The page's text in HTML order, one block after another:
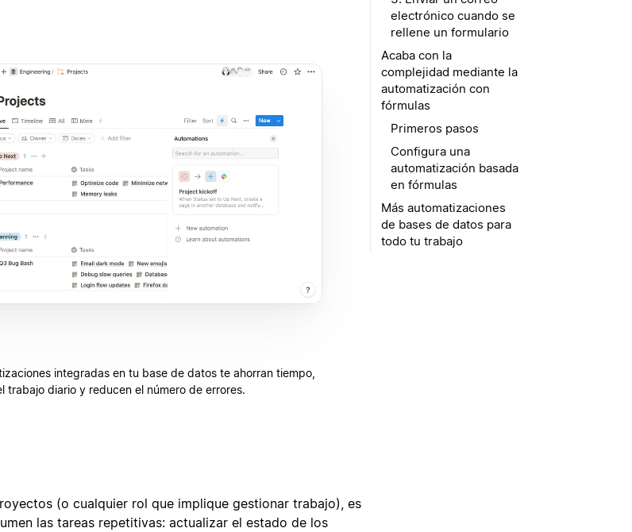
integradas en tu base de datos te ahorran tiempo,
trabajo diario y reducen el número de errores.
(o cualquier rol que implique gestionar trabajo), es
las tareas repetitivas: actualizar el estado de los
electrónico cuando se
rellene un formulario
Acaba con la
complejidad mediante la
automatización con
fórmulas
Primeros pasos
Configura una
automatización basada
en fórmulas
Más automatizaciones
de bases de datos para
todo tu trabajo